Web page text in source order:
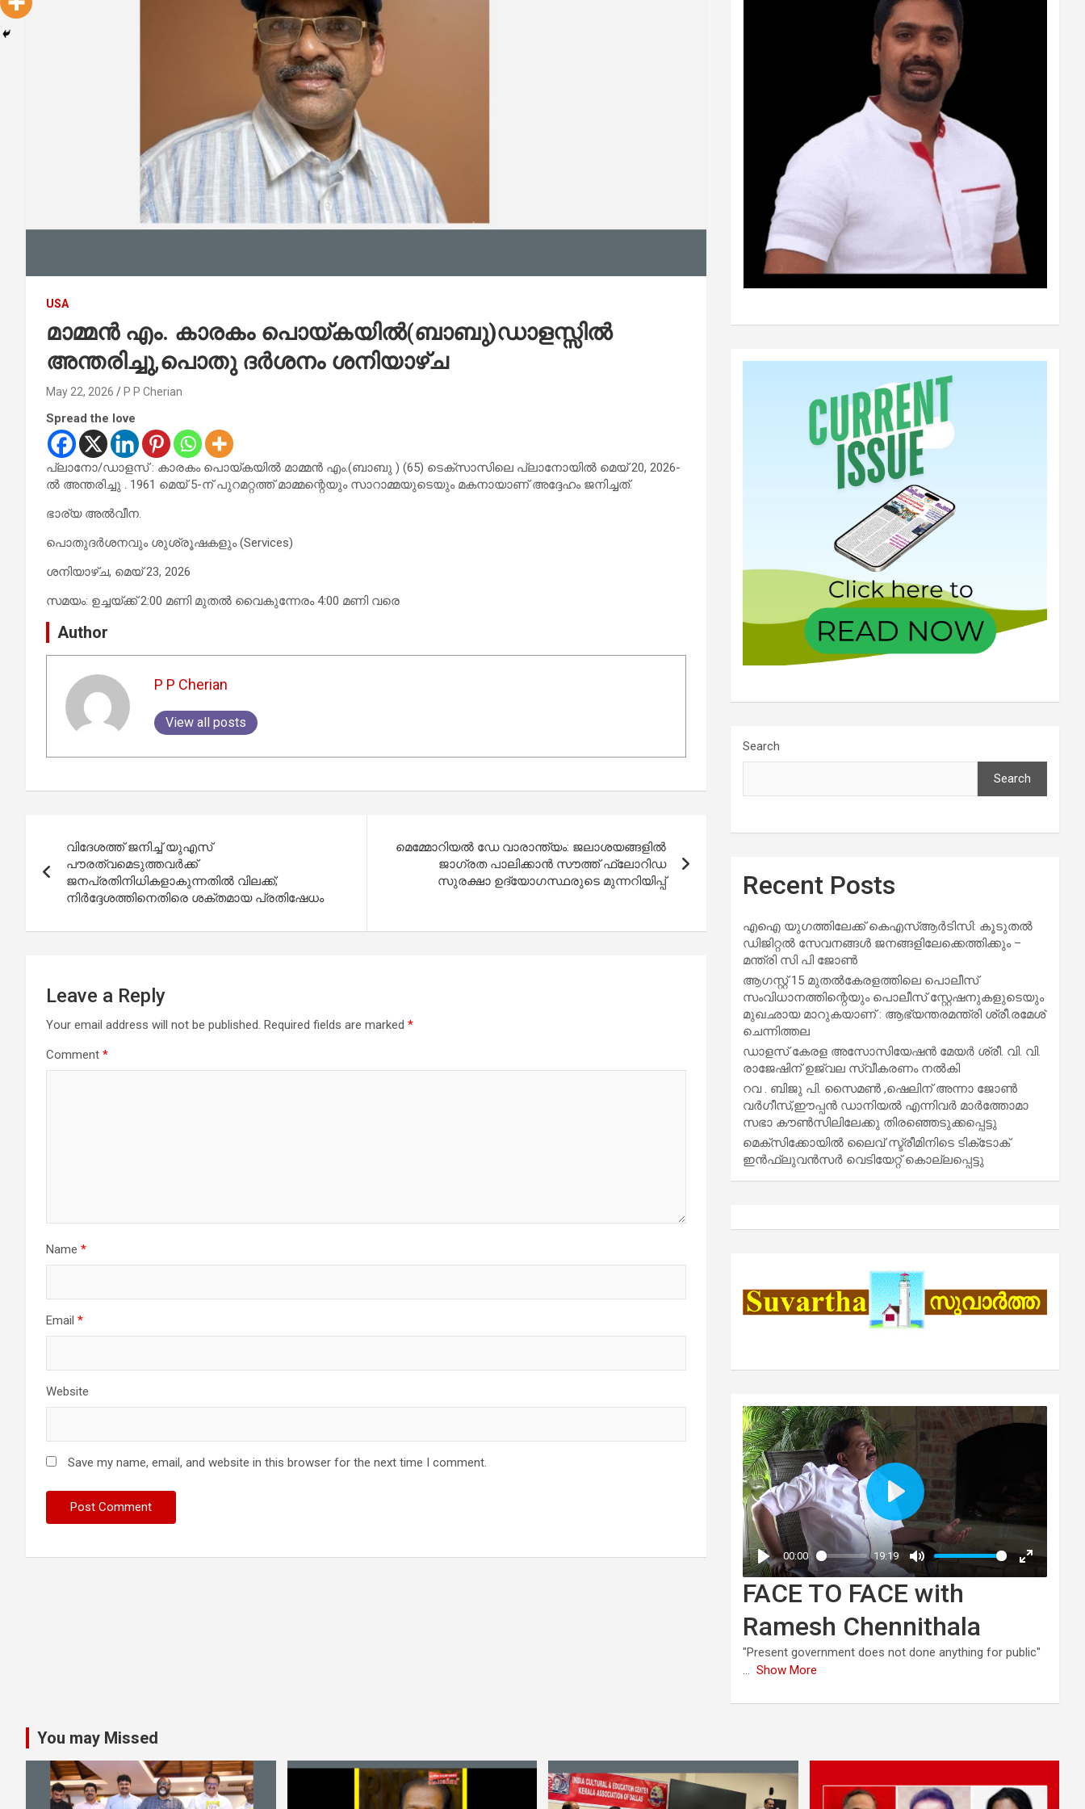
USA
മാമ്മൻ എം. കാരകം പൊയ്കയിൽ(ബാബു)ഡാളസ്സിൽ
അന്തരിച്ചു,പൊതു ദർശനം ശനിയാഴ്ച
May 22, 2026 P P Cherian
Spread the love
പ്ലാനോ/ഡാളസ് : കാരകം പൊയ്കയിൽ മാമ്മൻ എം.(ബാബു ) (65) ടെക്സാസിലെ പ്ലാനോയിൽ മെയ് 20, 2026-
ൽ അന്തരിച്ചു . 1961 മെയ് 5-ന് പുറമറ്റത്ത് മാമ്മന്റെയും സാറാമ്മയുടെയും മകനായാണ് അദ്ദേഹം ജനിച്ചത്.
ഭാര്യ അൽവീന.
പൊതുദർശനവും ശുശ്രൂഷകളും (Services)
ശനിയാഴ്ച, മെയ് 23, 2026
സമയം: ഉച്ചയ്ക്ക് 2:00 മണി മുതൽ വൈകുന്നേരം 4:00 മണി വരെ
Author
P P Cherian
View all posts
navigation
വിദേശത്ത് ജനിച്ച് യുഎസ്
പൗരത്വമെടുത്തവർക്ക്
ജനപ്രതിനിധികളാകുന്നതിൽ വിലക്ക്;
നിർദ്ദേശത്തിനെതിരെ ശക്തമായ പ്രതിഷേധം
മെമ്മോറിയൽ ഡേ വാരാന്ത്യം: ജലാശയങ്ങളിൽ
ജാഗ്രത പാലിക്കാൻ സൗത്ത് ഫ്ലോറിഡ
സുരക്ഷാ ഉദ്യോഗസ്ഥരുടെ മുന്നറിയിപ്പ്
Leave a Reply
Your email address will not be published. Required fields are marked *
Comment *
Name *
Email *
Website
Save my name, email, and website in this browser for the next time I comment.
Search
Search
Recent Posts
എഐ യുഗത്തിലേക്ക് കെഎസ്ആർടിസി: കൂടുതൽ
ഡിജിറ്റൽ സേവനങ്ങൾ ജനങ്ങളിലേക്കെത്തിക്കും –
മന്ത്രി സി പി ജോൺ
ആഗസ്റ്റ് 15 മുതല്‍കേരളത്തിലെ പൊലീസ്
സംവിധാനത്തിന്റെയും പൊലീസ് സ്റ്റേഷനുകളുടെയും
മുഖഛായ മാറുകയാണ് : ആഭ്യന്തരമന്ത്രി ശ്രീ.രമേശ്
ചെന്നിത്തല
ഡാളസ് കേരള അസോസിയേഷൻ മേയർ ശ്രീ. വി. വി.
രാജേഷിന് ഉജ്വല സ്വീകരണം നൽകി
റവ . ബിജു പി. സൈമൺ ,ഷെലിന് അന്നാ ജോൺ
വർഗീസ്,ഈപ്പൻ ഡാനിയൽ എന്നിവർ മാർത്തോമാ
സഭാ കൗൺസിലിലേക്കു തിരഞ്ഞെടുക്കപ്പെട്ടു
മെക്സിക്കോയിൽ ലൈവ് സ്ട്രീമിനിടെ ടിക്‌ടോക്
ഇൻഫ്ലുവൻസർ വെടിയേറ്റ് കൊല്ലപ്പെട്ടു
FACE TO FACE with
Ramesh Chennithala
"Present government does not done anything for public"
... Show More
You may Missed